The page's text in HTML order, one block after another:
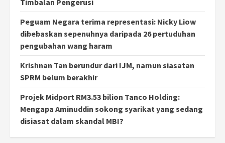
Timbalan Pengerusi
Peguam Negara terima representasi: Nicky Liow
dibebaskan sepenuhnya daripada 26 pertuduhan
pengubahan wang haram
Krishnan Tan berundur dari IJM, namun siasatan
SPRM belum berakhir
Projek Midport RM3.53 bilion Tanco Holding:
Mengapa Aminuddin sokong syarikat yang sedang
disiasat dalam skandal MBI?